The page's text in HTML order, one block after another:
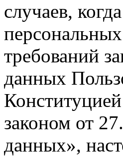
случаев,
требований
данных
законом от
данных»,